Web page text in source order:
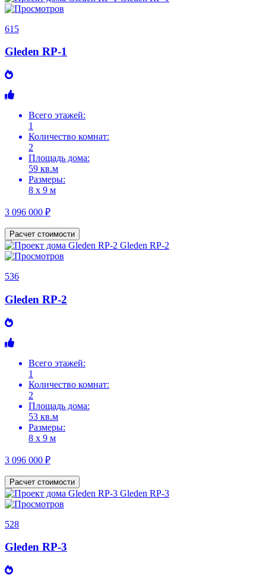
615
Gleden RP-1
Всего этажей:
1
Количество комнат:
2
Площадь дома:
59 кв.м
Размеры:
8 х 9 м
3 096 000 ₽
Расчет стоимости
536
Gleden RP-2
Всего этажей:
1
Количество комнат:
2
Площадь дома:
53 кв.м
Размеры:
8 х 9 м
3 096 000 ₽
Расчет стоимости
528
Gleden RP-3